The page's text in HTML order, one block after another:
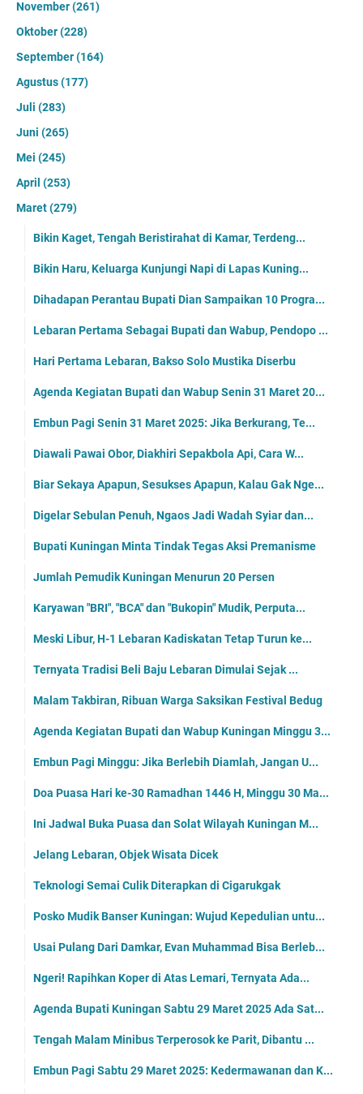
November(261)
Oktober(228)
September(164)
Agustus(177)
Juli (283)
Juni (265)
Mei (245)
April (253)
Maret(279)
Bikin Kaget, Tengah Beristirahat di Kamar, Terdeng...
Bikin Haru, Keluarga Kunjungi Napi di Lapas Kuning...
Dihadapan Perantau Bupati Dian Sampaikan 10 Progra...
Lebaran Pertama Sebagai Bupati dan Wabup, Pendopo ...
Hari Pertama Lebaran, Bakso Solo Mustika Diserbu
Agenda Kegiatan Bupati dan Wabup Senin 31 Maret 20...
Embun Pagi Senin 31 Maret 2025: Jika Berkurang, Te...
Diawali Pawai Obor, Diakhiri Sepakbola Api, Cara W...
Biar Sekaya Apapun, Sesukses Apapun, Kalau Gak Nge...
Digelar Sebulan Penuh, Ngaos Jadi Wadah Syiar dan...
Bupati Kuningan Minta Tindak Tegas Aksi Premanisme
Jumlah Pemudik Kuningan Menurun 20 Persen
Karyawan "BRI", "BCA" dan "Bukopin" Mudik, Perputa...
Meski Libur, H-1 Lebaran Kadiskatan Tetap Turun ke...
Ternyata Tradisi Beli Baju Lebaran Dimulai Sejak ...
Malam Takbiran, Ribuan Warga Saksikan Festival Bedug
Agenda Kegiatan Bupati dan Wabup Kuningan Minggu 3...
Embun Pagi Minggu: Jika Berlebih Diamlah, Jangan U...
Doa Puasa Hari ke-30 Ramadhan 1446 H, Minggu 30 Ma...
Ini Jadwal Buka Puasa dan Solat Wilayah Kuningan M...
Jelang Lebaran, Objek Wisata Dicek
Teknologi Semai Culik Diterapkan di Cigarukgak
Posko Mudik Banser Kuningan: Wujud Kepedulian untu...
Usai Pulang Dari Damkar, Evan Muhammad Bisa Berleb...
Ngeri! Rapihkan Koper di Atas Lemari, Ternyata Ada...
Agenda Bupati Kuningan Sabtu 29 Maret 2025 Ada Sat...
Tengah Malam Minibus Terperosok ke Parit, Dibantu ...
Embun Pagi Sabtu 29 Maret 2025: Kedermawanan dan K...